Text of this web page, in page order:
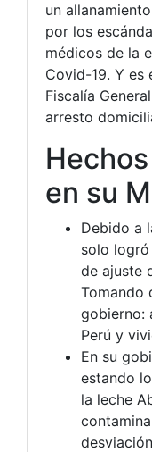
un
por los
médicos de la
Covid-19. Y es
Fiscalía
arresto
en su
Debido a
solo
de ajuste
Tomando
gobierno:
Perú y
En su
estando
la leche